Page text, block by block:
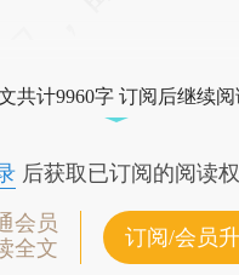
共计9960字 订阅后继续
后获取已订阅的阅读
会员
全文
订阅/会员